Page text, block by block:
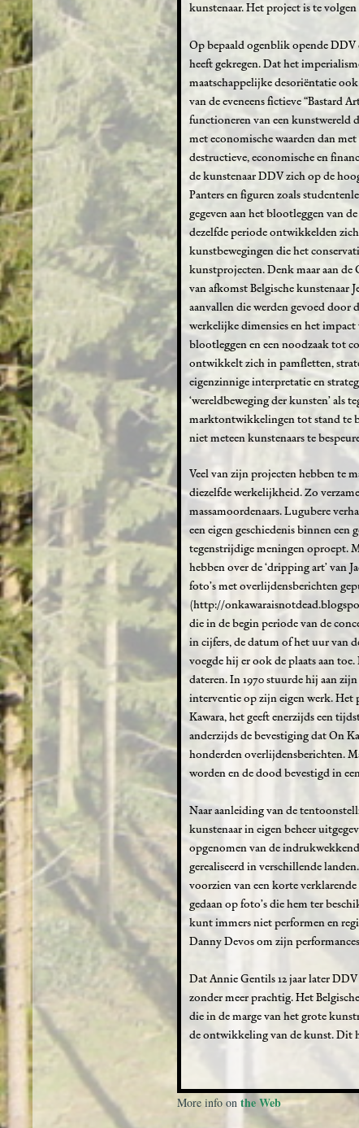
kunstenaar. Het project is te volgen
Op bepaald ogenblik opende DDV
heeft gekregen. Dat het
maatschappelijke desoriëntatie
van de eveneens fictieve “Bastard
functioneren van een kunstwereld
met economische waarden dan
destructieve, economische en
de kunstenaar DDV zich op de
Panters en figuren zoals
gegeven aan het blootleggen van
dezelfde periode ontwikkelden
kunstbewegingen die het
kunstprojecten. Denk maar aan
van afkomst Belgische kunstenaar
aanvallen die werden gevoed door
werkelijke dimensies en het
blootleggen en een noodzaak tot
ontwikkelt zich in pamfletten,
eigenzinnige interpretatie en
‘wereldbeweging der kunsten’ als
marktontwikkelingen tot stand te
niet meteen kunstenaars te
Veel van zijn projecten hebben te
diezelfde werkelijkheid. Zo
massamoordenaars. Lugubere
een eigen geschiedenis binnen een
tegenstrijdige meningen oproept.
hebben over de ‘dripping art’ van
foto’s met overlijdensberichten
(http://
die in de begin periode van de
in cijfers, de datum of het uur van
voegde hij er ook de plaats aan
dateren. In 1970 stuurde hij aan
interventie op zijn eigen werk. Het
Kawara, het geeft enerzijds een
anderzijds de bevestiging dat On
honderden overlijdensberichten.
worden en de dood bevestigd in
Naar aanleiding van de
kunstenaar in eigen beheer
opgenomen van de
gerealiseerd in verschillende
voorzien van een korte
gedaan op foto’s die hem ter
kunt immers niet performen en
Danny Devos om zijn
Dat Annie Gentils 12 jaar later
zonder meer prachtig. Het
die in de marge van het grote
de ontwikkeling van de kunst. Dit
More info on the Web